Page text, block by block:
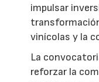
impulsar
vinícolas y la
La
reforzar la